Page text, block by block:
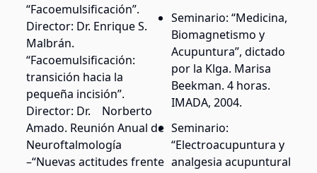
“Facoemulsificación”.
Director: Dr. Enrique S.
Malbrán.
“Facoemulsificación:
transición hacia la
pequeña incisión”.
Director: Dr. Norberto
Amado. Reunión Anual de
Neuroftalmología
–“Nuevas actitudes frente
Seminario: “Medicina,
Biomagnetismo y
Acupuntura”, dictado
por la Klga. Marisa
Beekman. 4 horas.
IMADA, 2004.
Seminario:
“Electroacupuntura y
analgesia acupuntural